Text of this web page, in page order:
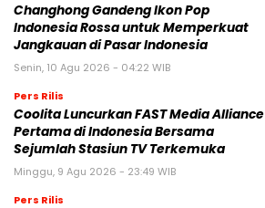
Changhong Gandeng Ikon Pop
Indonesia Rossa untuk Memperkuat
Jangkauan di Pasar Indonesia
Senin, 10 Agu 2026 - 04:22 WIB
Pers Rilis
Coolita Luncurkan FAST Media Alliance
Pertama di Indonesia Bersama
Sejumlah Stasiun TV Terkemuka
Minggu, 9 Agu 2026 - 23:49 WIB
Pers Rilis